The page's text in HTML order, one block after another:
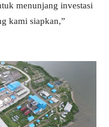
menunjang investasi
kami siapkan,”